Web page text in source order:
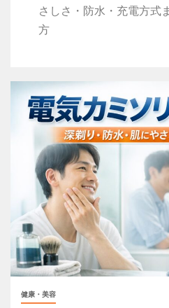
さしさ・防水・充電方式
方
健康・美容